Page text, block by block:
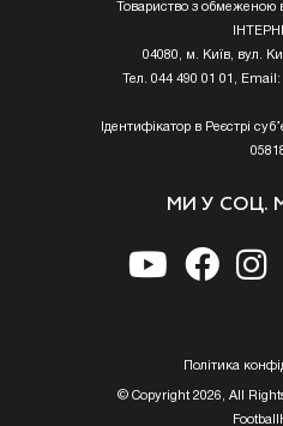
Товариство з обмеженою
04080, м. Київ, вул.
Тел. 044 490 01 01, Email:
Ідентифікатор в Реєстрі
МИ У СОЦ.
Полiтика
© Copyright 2026, All